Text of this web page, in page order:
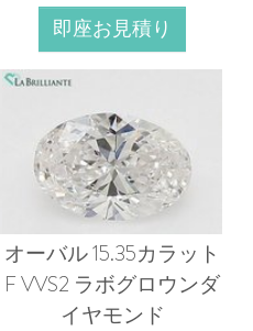
即座お見積り
オーバル 15.35カラット
F VVS2 ラボグロウンダ
イヤモンド